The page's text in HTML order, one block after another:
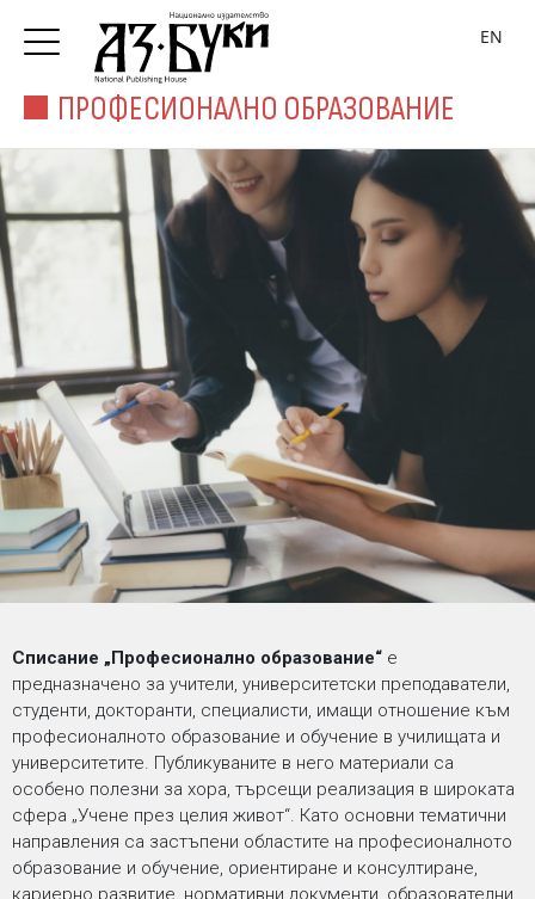
ПРОФЕСИОНАЛНО ОБРАЗОВАНИЕ
EN
Списание „Професионално образование“ е
предназначено за учители, университетски преподаватели,
студенти, докторанти, специалисти, имащи отношение към
професионалното образование и обучение в училищата и
университетите. Публикуваните в него материали са
особено полезни за хора, търсещи реализация в широката
сфера „Учене през целия живот“. Като основни тематични
направления са застъпени областите на професионалното
образование и обучение, ориентиране и консултиране,
кариерно развитие, нормативни документи, образователни